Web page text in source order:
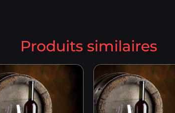
Produits similaires